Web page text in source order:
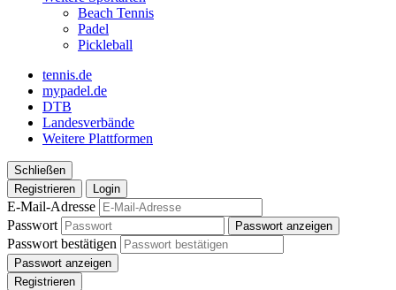
Beach Tennis
Padel
Pickleball
tennis.de
mypadel.de
DTB
Landesverbände
Weitere Plattformen
Schließen
Registrieren
Login
E-Mail-Adresse
Passwort
Passwort anzeigen
Passwort bestätigen
Passwort anzeigen
Registrieren